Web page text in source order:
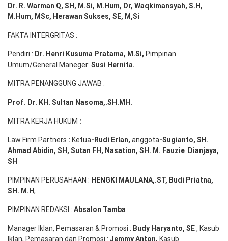
Dr. R. Warman Q, SH, M.Si, M.Hum, Dr, Waqkimansyah, S.H,
M.Hum, MSc, Herawan Sukses, SE, M,Si
FAKTA INTERGRITAS :
Pendiri : Dr. Henri Kusuma Pratama, M.Si, Pimpinan
Umum/General Maneger: Susi Hernita.
MITRA PENANGGUNG JAWAB :
Prof. Dr. KH. Sultan Nasoma,.SH.MH.
MITRA KERJA HUKUM :
Law Firm Partners : Ketua-Rudi Erlan, anggota-Sugianto, SH.
Ahmad Abidin, SH, Sutan FH, Nasation, SH. M. Fauzie Dianjaya,
SH
PIMPINAN PERUSAHAAN : HENGKI MAULANA,.ST, Budi Priatna,
SH . M.H,
PIMPINAN REDAKSI : Absalon Tamba
Manager Iklan, Pemasaran & Promosi : Budy Haryanto, SE, Kasub
Iklan, Pemasaran dan Promosi : Jemmy Anton, Kasub